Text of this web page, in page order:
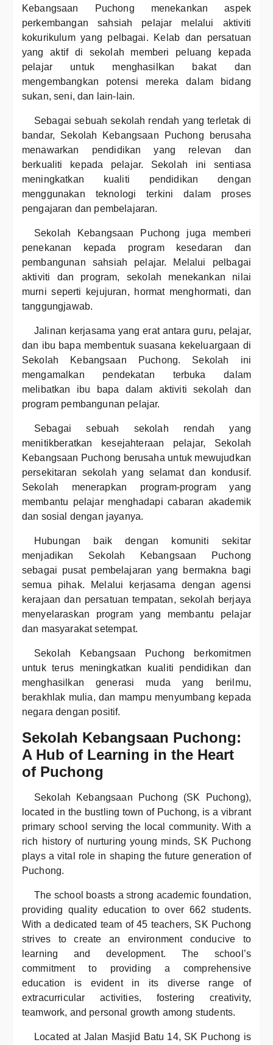
Kebangsaan Puchong menekankan aspek
perkembangan sahsiah pelajar melalui aktiviti
kokurikulum yang pelbagai. Kelab dan persatuan
yang aktif di sekolah memberi peluang kepada
pelajar untuk menghasilkan bakat dan
mengembangkan potensi mereka dalam bidang
sukan, seni, dan lain-lain.
Sebagai sebuah sekolah rendah yang terletak di
bandar, Sekolah Kebangsaan Puchong berusaha
menawarkan pendidikan yang relevan dan
berkualiti kepada pelajar. Sekolah ini sentiasa
meningkatkan kualiti pendidikan dengan
menggunakan teknologi terkini dalam proses
pengajaran dan pembelajaran.
Sekolah Kebangsaan Puchong juga memberi
penekanan kepada program kesedaran dan
pembangunan sahsiah pelajar. Melalui pelbagai
aktiviti dan program, sekolah menekankan nilai
murni seperti kejujuran, hormat menghormati, dan
tanggungjawab.
Jalinan kerjasama yang erat antara guru, pelajar,
dan ibu bapa membentuk suasana kekeluargaan di
Sekolah Kebangsaan Puchong. Sekolah ini
mengamalkan pendekatan terbuka dalam
melibatkan ibu bapa dalam aktiviti sekolah dan
program pembangunan pelajar.
Sebagai sebuah sekolah rendah yang
menitikberatkan kesejahteraan pelajar, Sekolah
Kebangsaan Puchong berusaha untuk mewujudkan
persekitaran sekolah yang selamat dan kondusif.
Sekolah menerapkan program-program yang
membantu pelajar menghadapi cabaran akademik
dan sosial dengan jayanya.
Hubungan baik dengan komuniti sekitar
menjadikan Sekolah Kebangsaan Puchong
sebagai pusat pembelajaran yang bermakna bagi
semua pihak. Melalui kerjasama dengan agensi
kerajaan dan persatuan tempatan, sekolah berjaya
menyelaraskan program yang membantu pelajar
dan masyarakat setempat.
Sekolah Kebangsaan Puchong berkomitmen
untuk terus meningkatkan kualiti pendidikan dan
menghasilkan generasi muda yang berilmu,
berakhlak mulia, dan mampu menyumbang kepada
negara dengan positif.
Sekolah Kebangsaan Puchong:
A Hub of Learning in the Heart
of Puchong
Sekolah Kebangsaan Puchong (SK Puchong),
located in the bustling town of Puchong, is a vibrant
primary school serving the local community. With a
rich history of nurturing young minds, SK Puchong
plays a vital role in shaping the future generation of
Puchong.
The school boasts a strong academic foundation,
providing quality education to over 662 students.
With a dedicated team of 45 teachers, SK Puchong
strives to create an environment conducive to
learning and development. The school’s
commitment to providing a comprehensive
education is evident in its diverse range of
extracurricular activities, fostering creativity,
teamwork, and personal growth among students.
Located at Jalan Masjid Batu 14, SK Puchong is